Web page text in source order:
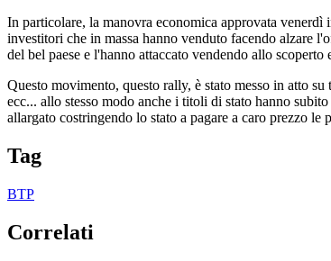
In particolare, la manovra economica approvata
investitori che in massa hanno venduto facendo alzare
del bel paese e l'hanno attaccato vendendo allo
Questo movimento, questo rally, è stato messo in atto
ecc... allo stesso modo anche i titoli di stato hanno
allargato costringendo lo stato a pagare a caro prezzo
Tag
BTP
Correlati